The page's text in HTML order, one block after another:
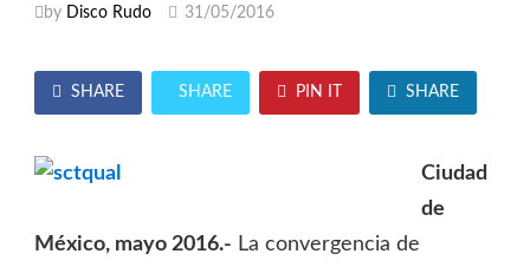
by Disco Rudo 31/05/2016
SHARE SHARE PIN IT SHARE
Ciudad
de
México, mayo 2016.- La convergencia de